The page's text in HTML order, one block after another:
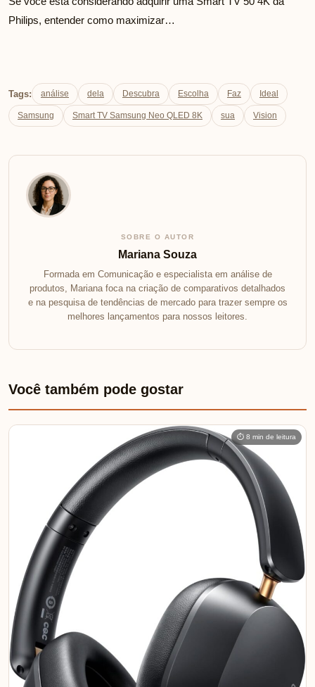
Philips, entender como maximizar…
Tags: análise dela Descubra Escolha Faz Ideal
Samsung Smart TV Samsung Neo QLED 8K sua Vision
SOBRE O AUTOR
Mariana Souza
Formada em Comunicação e especialista em análise de
produtos, Mariana foca na criação de comparativos detalhados
e na pesquisa de tendências de mercado para trazer sempre os
melhores lançamentos para nossos leitores.
Você também pode gostar
⏱ 8 min de leitura